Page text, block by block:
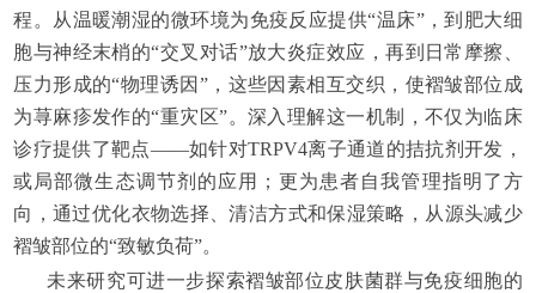
程。从温暖潮湿的微环境为免疫反应提供“温床”，到肥大细
胞与神经末梢的“交叉对话”放大炎症效应，再到日常摩擦、
压力形成的“物理诱因”，这些因素相互交织，使褶皱部位成
为荨麻疹发作的“重灾区”。深入理解这一机制，不仅为临床
诊疗提供了靶点——如针对TRPV4离子通道的拮抗剂开发，
或局部微生态调节剂的应用；更为患者自我管理指明了方
向，通过优化衣物选择、清洁方式和保湿策略，从源头减少
褶皱部位的“致敏负荷”。
未来研究可进一步探索褶皱部位皮肤菌群与免疫细胞的